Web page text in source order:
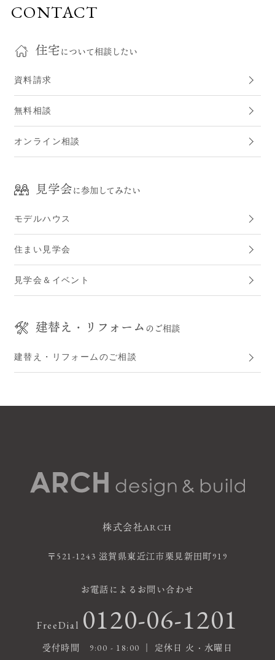
CONTACT
住宅について相談したい
資料請求
無料相談
オンライン相談
見学会に参加してみたい
モデルハウス
住まい見学会
見学会＆イベント
建替え・リフォーム のご相談
建替え・リフォームのご相談
株式会社ARCH
〒521-1243 滋賀県東近江市栗見新田町919
お電話によるお問い合わせ
FreeDial 0120-06-1201
受付時間 9:00 - 18:00 ｜ 定休日 火・水曜日